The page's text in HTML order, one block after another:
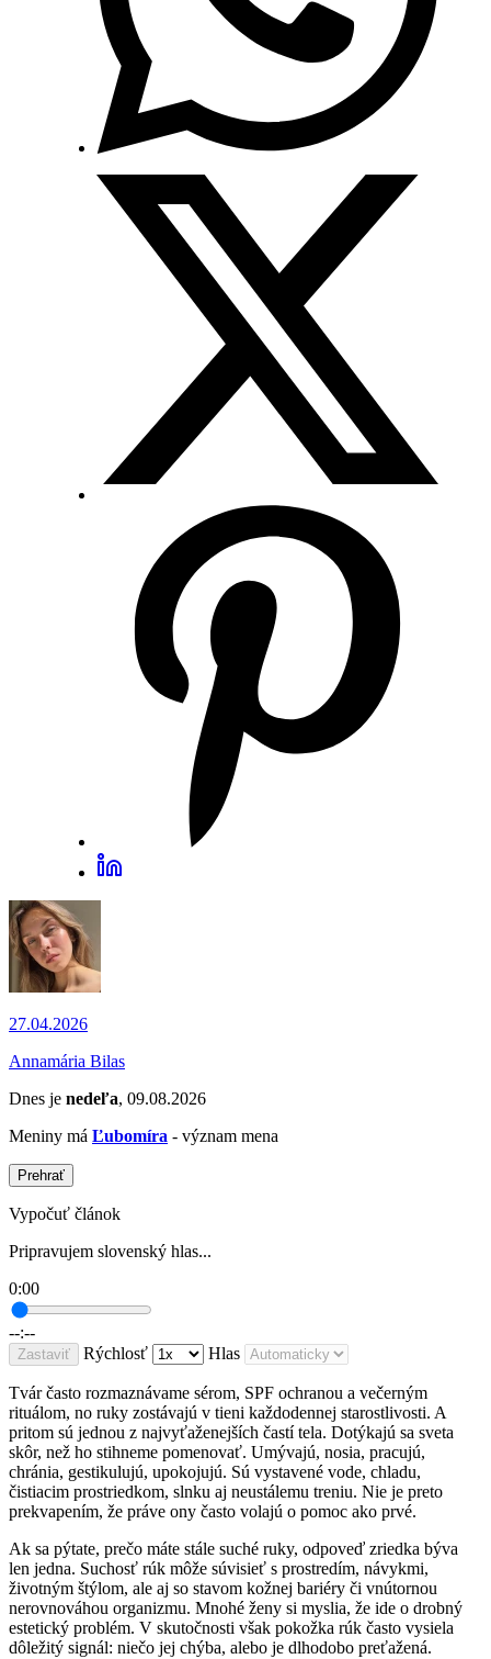
27.04.2026
Annamária Bilas
Dnes je nedeľa, 09.08.2026
Meniny má Ľubomíra - význam mena
Prehrať
Vypočuť článok
Pripravujem slovenský hlas...
0:00
--:--
Zastaviť Rýchlosť Hlas
Tvár často rozmaznávame sérom, SPF ochranou a večerným
rituálom, no ruky zostávajú v tieni každodennej starostlivosti. A
pritom sú jednou z najvyťaženejších častí tela. Dotýkajú sa sveta
skôr, než ho stihneme pomenovať. Umývajú, nosia, pracujú,
chránia, gestikulujú, upokojujú. Sú vystavené vode, chladu,
čistiacim prostriedkom, slnku aj neustálemu treniu. Nie je preto
prekvapením, že práve ony často volajú o pomoc ako prvé.
Ak sa pýtate, prečo máte stále suché ruky, odpoveď zriedka býva
len jedna. Suchosť rúk môže súvisieť s prostredím, návykmi,
životným štýlom, ale aj so stavom kožnej bariéry či vnútornou
nerovnováhou organizmu. Mnohé ženy si myslia, že ide o drobný
estetický problém. V skutočnosti však pokožka rúk často vysiela
dôležitý signál: niečo jej chýba, alebo je dlhodobo preťažená.